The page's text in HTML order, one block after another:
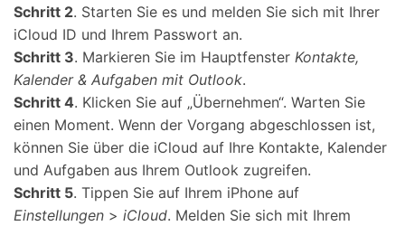
Schritt 2. Starten Sie es und melden Sie sich mit Ihrer
iCloud ID und Ihrem Passwort an.
Schritt 3. Markieren Sie im Hauptfenster Kontakte,
Kalender & Aufgaben mit Outlook.
Schritt 4. Klicken Sie auf „Übernehmen“. Warten Sie
einen Moment. Wenn der Vorgang abgeschlossen ist,
können Sie über die iCloud auf Ihre Kontakte, Kalender
und Aufgaben aus Ihrem Outlook zugreifen.
Schritt 5. Tippen Sie auf Ihrem iPhone auf
Einstellungen > iCloud. Melden Sie sich mit Ihrem